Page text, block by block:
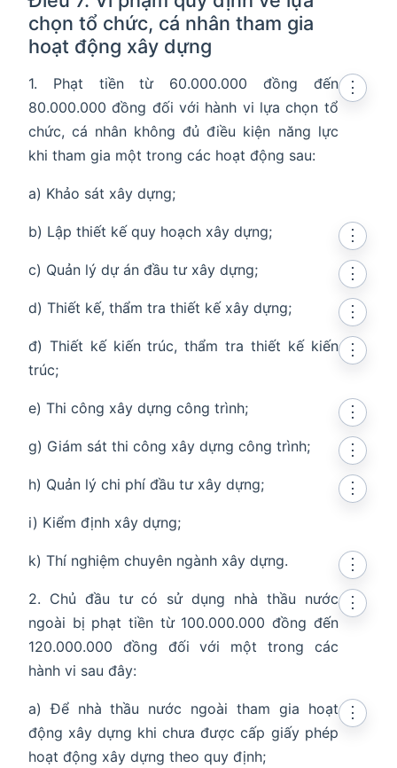
chọn tổ chức, cá nhân tham gia
hoạt động xây dựng
1. Phạt tiền từ 60.000.000 đồng đến
80.000.000 đồng đối với hành vi lựa chọn tổ
chức, cá nhân không đủ điều kiện năng lực
khi tham gia một trong các hoạt động sau:
⋮
a) Khảo sát xây dựng;
b) Lập thiết kế quy hoạch xây dựng;
⋮
c) Quản lý dự án đầu tư xây dựng;
⋮
d) Thiết kế, thẩm tra thiết kế xây dựng;
⋮
đ) Thiết kế kiến trúc, thẩm tra thiết kế kiến
trúc;
⋮
e) Thi công xây dựng công trình;
⋮
g) Giám sát thi công xây dựng công trình;
⋮
h) Quản lý chi phí đầu tư xây dựng;
⋮
i) Kiểm định xây dựng;
k) Thí nghiệm chuyên ngành xây dựng.
⋮
2. Chủ đầu tư có sử dụng nhà thầu nước
ngoài bị phạt tiền từ 100.000.000 đồng đến
120.000.000 đồng đối với một trong các
hành vi sau đây:
⋮
a) Để nhà thầu nước ngoài tham gia hoạt
động xây dựng khi chưa được cấp giấy phép
hoạt động xây dựng theo quy định;
⋮